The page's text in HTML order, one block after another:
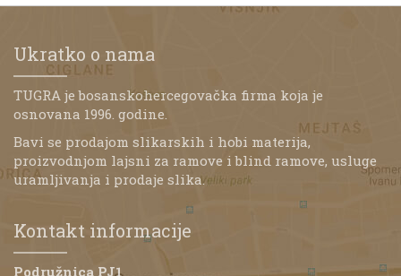
Ukratko o nama
TUGRA je bosanskohercegovačka firma koja je
osnovana 1996. godine.
Bavi se prodajom slikarskih i hobi materija,
proizvodnjom lajsni za ramove i blind ramove, usluge
uramljivanja i prodaje slika.
Kontakt informacije
Podružnica PJ1